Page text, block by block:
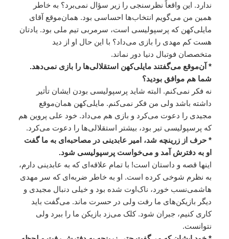
ندارد. این واقعاً نظرسنجی را زیر سؤال نمی‌برد؟ به خاطر
همین من می‌گویم انتخاب‌ها احساسی بود. همان‌موقع آقای
مایلی‌کهن که پرسپولیسی است، سرمربی تیم ملی بود. یادتان
هست کم مهدی را بازی می‌داد؟ با این حال او از دید
متخصصان فوتبال دنیا دور نماند.
* آن‌موقع می‌گفتند مایلی‌کهن استقلالی‌ها را بازی نمی‌دهد.
شما هم موافق بودید؟
نه فکر نمی‌کنم. البته شاید پرسپولیسی بودن ایشان تأثیر
داشته باشد ولی من فکر نمی‌کنم. مایلی‌کهن همان‌موقع
مجیدی را دعوت می‌کرد و بازی هم می‌داد. خود علی پروین هم
که پرسپولیسی تیر بود، بیشتر استقلالی‌ها را دعوت می‌کرد.
* حرف از زرینچه شد، امیر عابدینی در مصاحبه‌ای به ما گفت
او به دفترش آمد و می‌خواست پرسپولیسی شود.
اینها قصه و داستان است! با تمام علاقه‌ای که به عابدینی دارم،
به نظرم شوخی کرده است. او به خاطر ضربه‌ای که سر مهدی
هاشمی‌نسب خورد، ناک‌اوت شده بود و خیلی دنبال مجیدی و
دیگر بازیکن‌های ما رفت ولی در حسرت ماند. می‌گفت باید
کاری کنیم، جبران شود. کلک می‌زد بازیکن ما را ببرد ولی
نتوانست.